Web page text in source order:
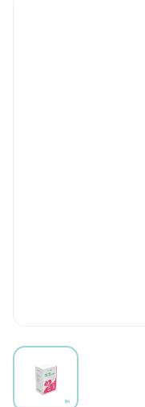
View larger image